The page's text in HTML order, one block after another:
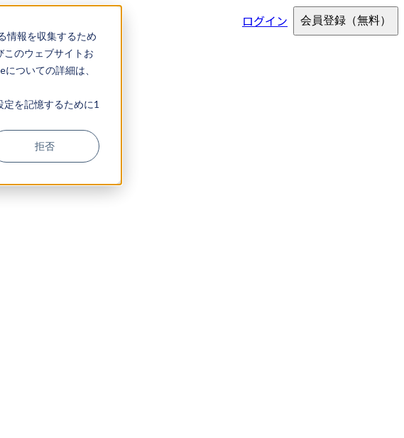
情報を収集するため
のウェブサイトお
ついての詳細は、
を記憶するために1
拒否
ログイン 会員登録 （無料）